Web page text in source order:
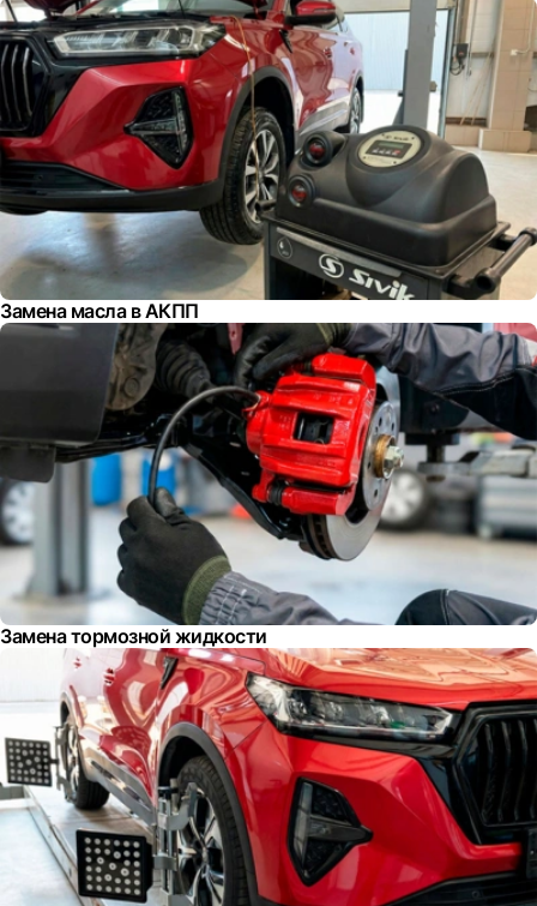
Замена масла в АКПП
Замена тормозной жидкости